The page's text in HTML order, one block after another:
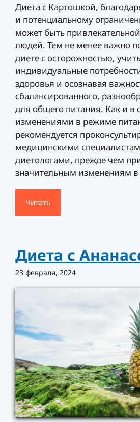
Диета с Картошкой,
и потенциальному
может быть
людей. Тем не менее важно
диете с осторожностью,
индивидуальные
здоровья и осознавая
сбалансированного,
для общего питания. Как и в
изменениями в режиме
рекомендуется
медицинскими
диетологами, прежде чем
значительным изменениям
Читать
Диета с
23 февраля, 2024